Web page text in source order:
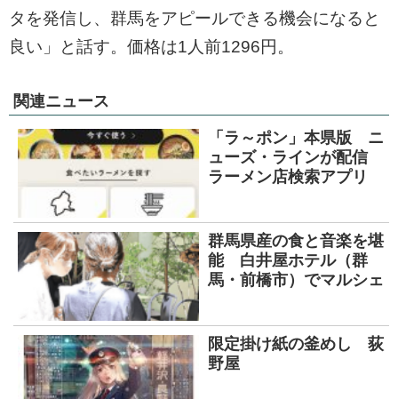
タを発信し、群馬をアピールできる機会になると
良い」と話す。価格は1人前1296円。
関連ニュース
「ラ～ポン」本県版 ニ
ューズ・ラインが配信
ラーメン店検索アプリ
群馬県産の食と音楽を堪
能 白井屋ホテル（群
馬・前橋市）でマルシェ
限定掛け紙の釜めし 荻
野屋